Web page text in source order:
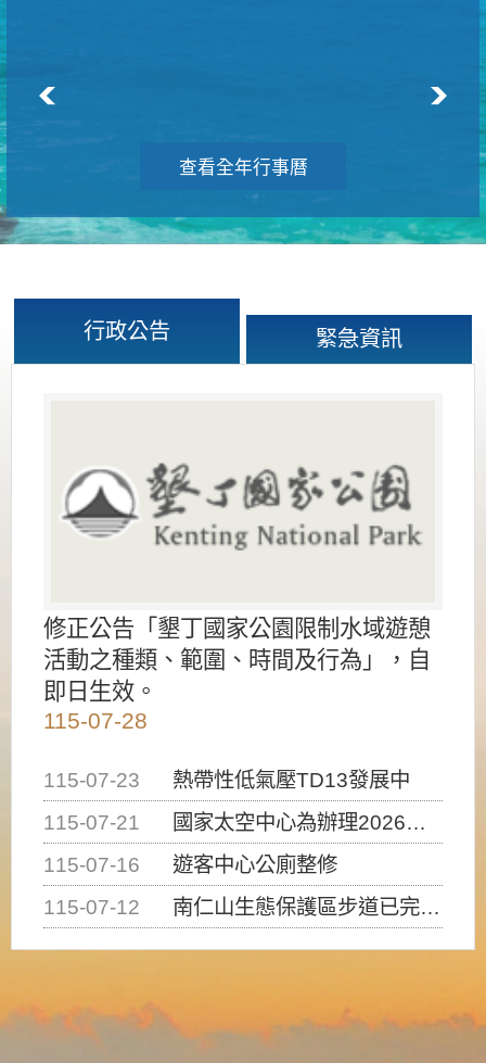
查看全年行事曆
行政公告 緊急資訊
修正公告「墾丁國家公園限制水域遊憩
活動之種類、範圍、時間及行為」，自
即日生效。
115-07-28
115-07-23
熱帶性低氣壓TD13發展中
115-07-21
國家太空中心為辦理2026台灣盃火箭競賽，陸、海、空域警戒及協調相關事宜，因颱風備案事宜
115-07-16
遊客中心公廁整修
115-07-12
南仁山生態保護區步道已完成修復，自115年7月13日（星期一）起恢復開放入園，歡迎民眾依規定申請入園....